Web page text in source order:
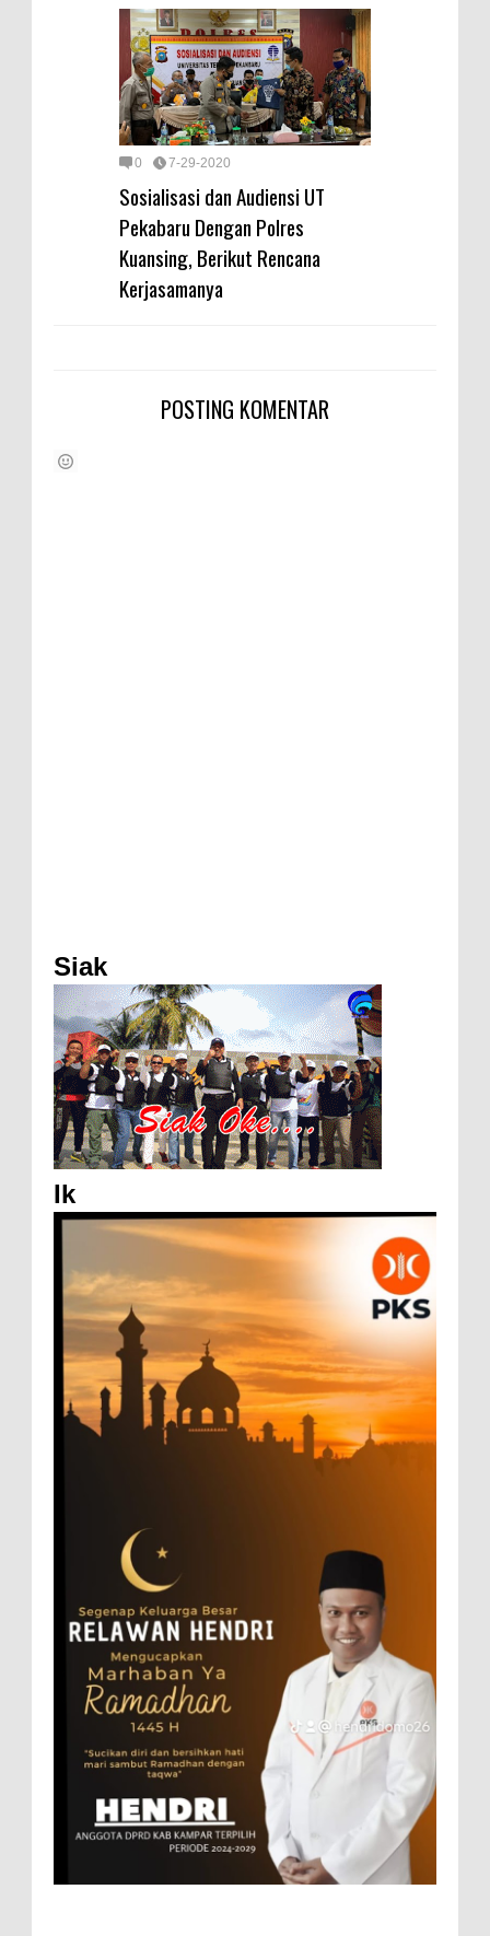
0 7-29-2020
Sosialisasi dan Audiensi UT
Pekabaru Dengan Polres
Kuansing, Berikut Rencana
Kerjasamanya
POSTING KOMENTAR
Siak
Ik